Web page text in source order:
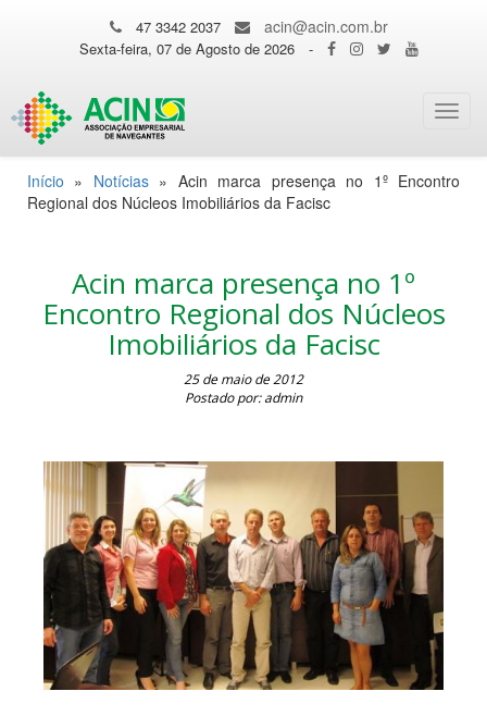
47 3342 2037 acin@acin.com.br
Sexta-feira, 07 de Agosto de 2026 -
Início » Notícias» Acin marca presença no 1º Encontro
Regional dos Núcleos Imobiliários da Facisc
Acin marca presença no 1º
Encontro Regional dos Núcleos
Imobiliários da Facisc
25 de maio de 2012
Postado por: admin